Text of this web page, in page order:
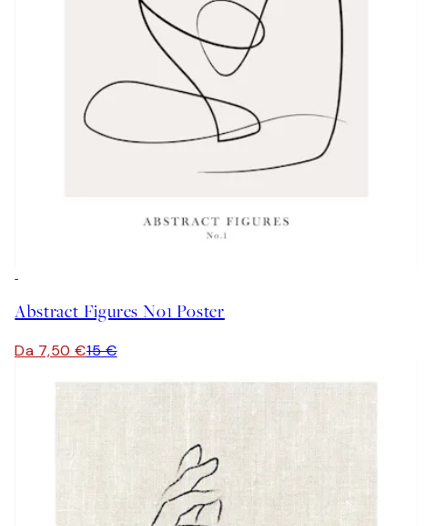
Abstract Figures No1 Poster
Da 7,50 €15 €